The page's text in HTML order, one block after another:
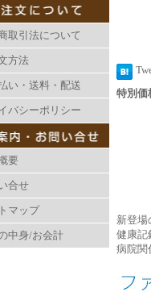
取引法について
方法
い・送料・配送
バシーポリシー
要
合せ
マップ
中身/お会計
特別
新登場
健康記
病院関